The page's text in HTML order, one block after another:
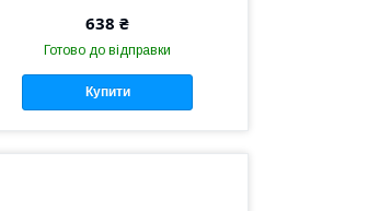
638 ₴
Готово до відправки
Купити